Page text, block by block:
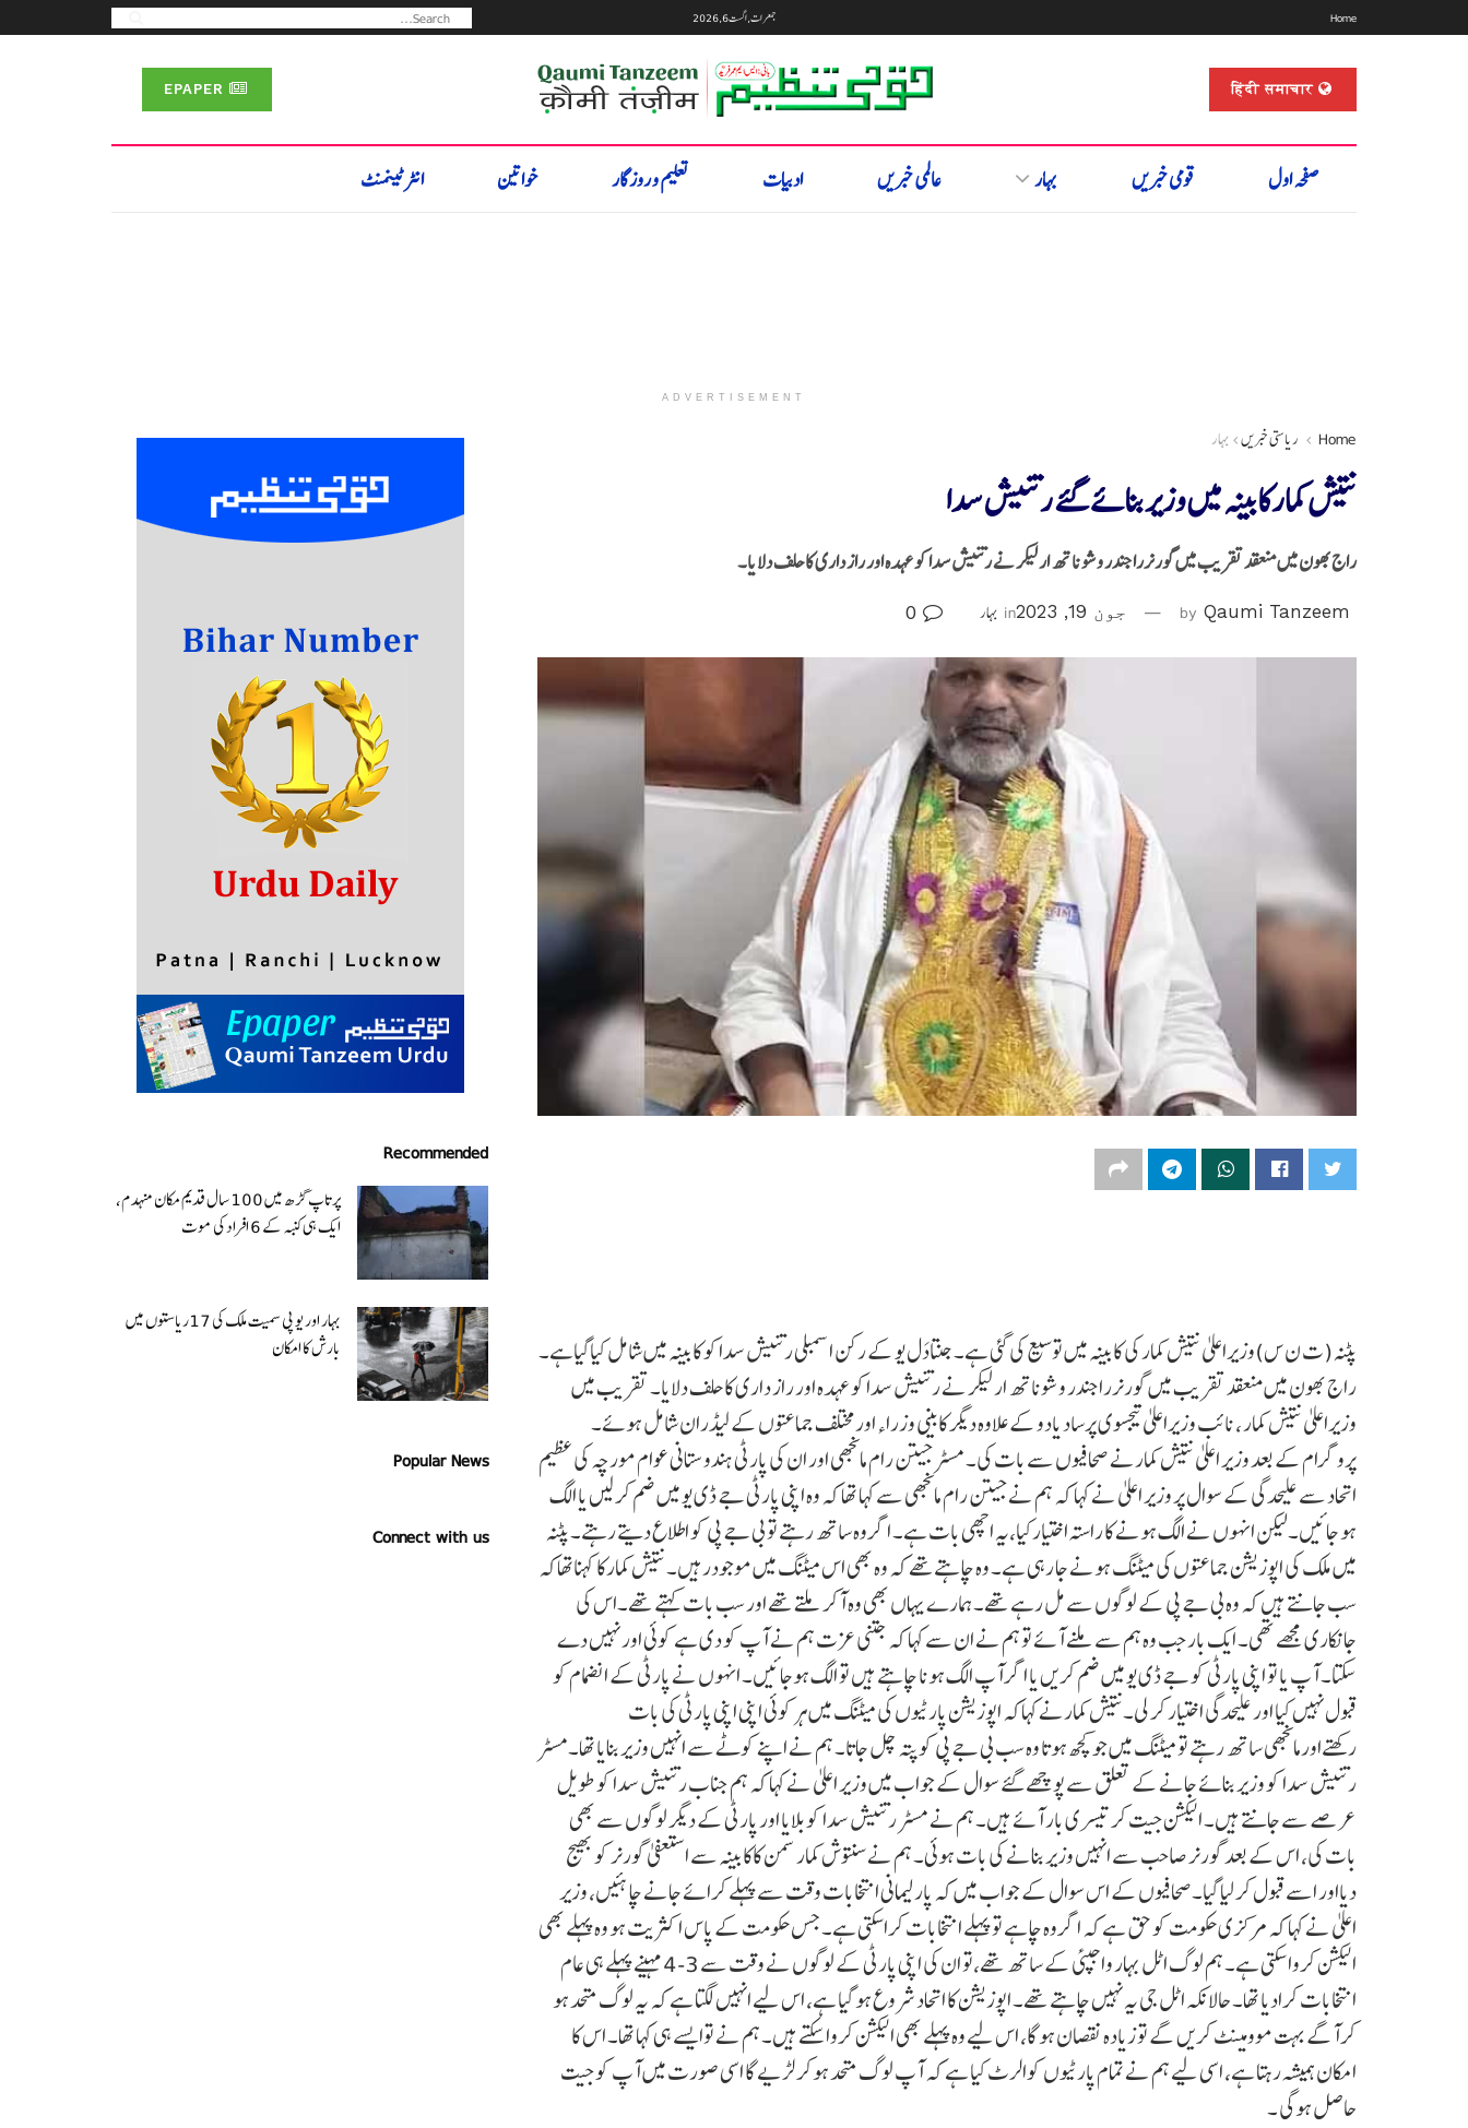
Home جمعرات, اگست 6, 2026
हिंदी समाचार
صفحہ اول قومی خبریں بہار عالمی خبریں ادبیات تعلیم و روزگار خواتین انٹرٹینمنٹ
ADVERTISEMENT
Home ریاستی خبریں بہار
نتیش کمارکابینہ میں وزیر بنائے گئے رتنیش سدا
راج بھون میں منعقد تقریب میں گورنرراجندر وشوناتھ ارلیکر نے رتنیش سداکو عہدہ اور راز داری کا حلف دلایا۔
by Qaumi Tanzeem جون 19, 2023 in بہار
پٹنہ(ت ن س)وزیراعلیٰ نتیش کمار کی کابینہ میں توسیع کی گئی ہے۔ جنتادَل یو کے رکن اسمبلی رتنیش سداکو کابینہ میں شامل کیاگیاہے۔
راج بھون میں منعقد تقریب میں گورنرراجندر وشوناتھ ارلیکر نے رتنیش سداکو عہدہ اور راز داری کا حلف دلایا۔ تقریب میں
وزیراعلیٰ نتیش کمار ، نائب وزیراعلیٰ تیجسوی پرساد یادو کے علاوہ دیگر کابینی وزراء اور مختلف جماعتوں کے لیڈران شامل ہوئے۔
پروگرام کے بعد وزیر اعلیٰ نتیش کمارنے صحافیوں سے بات کی۔ مسٹر جیتن رام مانجھی اور ان کی پارٹی ہندوستانی عوام مورچہ کی عظیم
اتحاد سے علیحدگی کے سوال پر وزیر اعلیٰ نے کہا کہ ہم نے جیتن رام مانجھی سے کہا تھا کہ وہ اپنی پارٹی جے ڈی یو میں ضم کر لیں یا الگ
ہو جائیں۔لیکن انہوں نے الگ ہونے کا راستہ اختیارکیا،یہ اچھی بات ہے۔ اگر وہ ساتھ رہتے تو بی جے پی کو اطلاع دیتے رہتے۔ پٹنہ
میں ملک کی اپوزیشن جماعتوں کی میٹنگ ہونے جا رہی ہے۔ وہ چاہتےتھے کہ وہ بھی اس میٹنگ میں موجودرہیں۔ نتیش کمارکا کہناتھاکہ
سب جانتے ہیں کہ وہ بی جے پی کے لوگوں سے مل رہے تھے۔ ہمارے یہاں بھی وہ آکر ملتے تھے اور سب بات کہتے تھے۔اس کی
جانکاری مجھے تھی۔ ایک بار جب وہ ہم سے ملنے آئے تو ہم نے ان سے کہا کہ جتنی عزت ہم نے آپ کو دی ہے کوئی اور نہیں دے
سکتا۔ آپ یا تو اپنی پارٹی کو جے ڈی یو میں ضم کریں یا اگر آپ الگ ہونا چاہتے ہیں تو الگ ہوجائیں۔ انہوں نے پارٹی کے انضمام کو
قبول نہیں کیا اور علیحدگی اختیار کر لی۔نتیش کمارنے کہاکہ اپوزیشن پارٹیوں کی میٹنگ میں ہر کوئی اپنی اپنی پارٹی کی بات
رکھتےاورمانجھی ساتھ رہتے تو میٹنگ میں جو کچھ ہوتا وہ سب بی جے پی کو پتہ چل جاتا۔ ہم نے اپنے کوٹے سے انہیں وزیر بنایا تھا۔مسٹر
رتنیش سدا کو وزیر بنائے جانے کے تعلق سے پوچھے گئے سوال کے جواب میں وزیر اعلیٰ نے کہا کہ ہم جناب رتنیش سدا کو طویل
عرصے سے جانتے ہیں۔ الیکشن جیت کر تیسری بار آئے ہیں۔ ہم نے مسٹر رتنیش سدا کوبلایا اور پارٹی کے دیگر لوگوں سے بھی
بات کی، اس کے بعد گورنر صاحب سے انہیں وزیر بنانے کی بات ہوئی۔ ہم نے سنتوش کمار سمن کاکابینہ سے استعفیٰ گورنر کو بھیج
دیااور اسے قبول کر لیا گیا۔صحافیوں کے اس سوال کے جواب میں کہ پارلیمانی انتخابات وقت سے پہلے کرائے جانے چاہئیں، وزیر
اعلیٰ نے کہا کہ مرکزی حکومت کو حق ہے کہ اگر وہ چاہے تو پہلے انتخابات کراسکتی ہے۔ جس حکومت کے پاس اکثریت ہو وہ پہلے بھی
الیکشن کروا سکتی ہے۔ ہم لوگ اٹل بہار واجپئی کے ساتھ تھے،تو ان کی اپنی پارٹی کے لوگوں نے وقت سے 3-4 مہینے پہلے ہی عام
انتخابات کرادیا تھا۔ حالانکہ اٹل جی یہ نہیں چاہتے تھے۔ اپوزیشن کا اتحاد شروع ہو گیا ہے، اس لیے انہیں لگتا ہے کہ یہ لوگ متحد ہو
کرآگے بہت موومینٹ کریں گے تو زیادہ نقصان ہو گا، اس لیے وہ پہلے بھی الیکشن کروا سکتے ہیں۔ ہم نے توایسے ہی کہا تھا۔ اس کا
امکان ہمیشہ رہتا ہے، اسی لیے ہم نے تمام پارٹیوں کوالرٹ کیا ہے کہ آپ لوگ متحد ہوکر لڑیے گا اسی صورت میں آپ کو جیت
حاصل ہوگی ۔
Recommended
پرتاپ گڑھ میں 100 سال قدیم مکان منہدم،
ایک ہی کنبہ کے 6 افراد کی موت
بہار اور یو پی سمیت ملک کی 17ریاستوں میں
بارش کا امکان
Popular News
Connect with us